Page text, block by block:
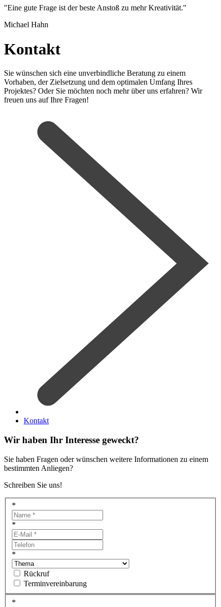
"Eine gute Frage ist der beste Anstoß zu mehr Kreativität."
Michael Hahn
Kontakt
Sie wünschen sich eine unverbindliche Beratung zu einem
Vorhaben, der Zielsetzung und dem optimalen Umfang Ihres
Projektes? Oder Sie möchten noch mehr über uns erfahren? Wir
freuen uns auf Ihre Fragen!
Kontakt
Wir haben Ihr Interesse geweckt?
Sie haben Fragen oder wünschen weitere Informationen zu einem
bestimmten Anliegen?
Schreiben Sie uns!
*
*
*
Rückruf
Terminvereinbarung
*